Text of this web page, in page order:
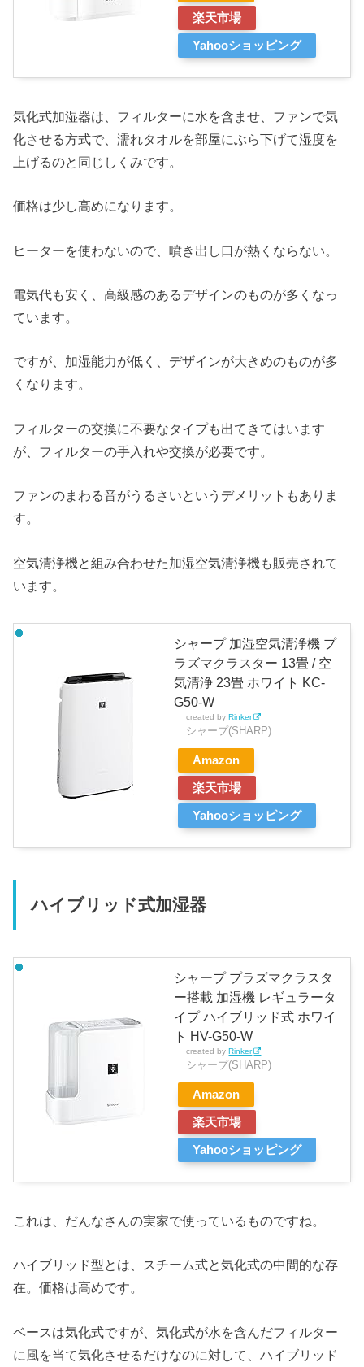
楽天市場
Yahooショッピング
気化式加湿器は、フィルターに水を含ませ、ファンで気
化させる方式で、濡れタオルを部屋にぶら下げて湿度を
上げるのと同じしくみです。
価格は少し高めになります。
ヒーターを使わないので、噴き出し口が熱くならない。
電気代も安く、高級感のあるデザインのものが多くなっ
ています。
ですが、加湿能力が低く、デザインが大きめのものが多
くなります。
フィルターの交換に不要なタイプも出てきてはいます
が、フィルターの手入れや交換が必要です。
ファンのまわる音がうるさいというデメリットもありま
す。
空気清浄機と組み合わせた加湿空気清浄機も販売されて
います。
シャープ 加湿空気清浄機 プ
ラズマクラスター 13畳 / 空
気清浄 23畳 ホワイト KC-
G50-W
created by Rinker
シャープ(SHARP)
Amazon
楽天市場
Yahooショッピング
ハイブリッド式加湿器
シャープ プラズマクラスタ
ー搭載 加湿機 レギュラータ
イプ ハイブリッド式 ホワイ
ト HV-G50-W
created byRinker
シャープ(SHARP)
Amazon
楽天市場
Yahooショッピング
これは、だんなさんの実家で使っているものですね。
ハイブリッド型とは、スチーム式と気化式の中間的な存
在。価格は高めです。
ベースは気化式ですが、気化式が水を含んだフィルター
に風を当て気化させるだけなのに対して、ハイブリッド